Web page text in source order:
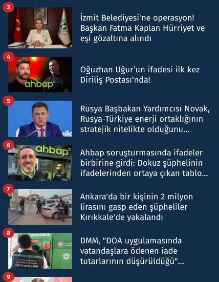
İzmit Belediyesi'ne operasyon!
Başkan Fatma Kaplan Hürriyet ve
eşi gözaltına alındı
3
Oğuzhan Uğur’un ifadesi ilk kez
Diriliş Postası'nda!
4
Rusya Başbakan Yardımcısı Novak,
Rusya-Türkiye enerji ortaklığının
stratejik nitelikte olduğunu
5
Ahbap soruşturmasında ifadeler
birbirine girdi: Dokuz şüphelinin
ifadelerinden ortaya çıkan tablo
6
Ankara'da bir kişinin 2 milyon
lirasını gasp eden şüpheliler
Kırıkkale'de yakalandı
7
DMM, "DOA uygulamasında
vatandaşlara ödenen iade
tutarlarının düşürüldüğü"
8
9